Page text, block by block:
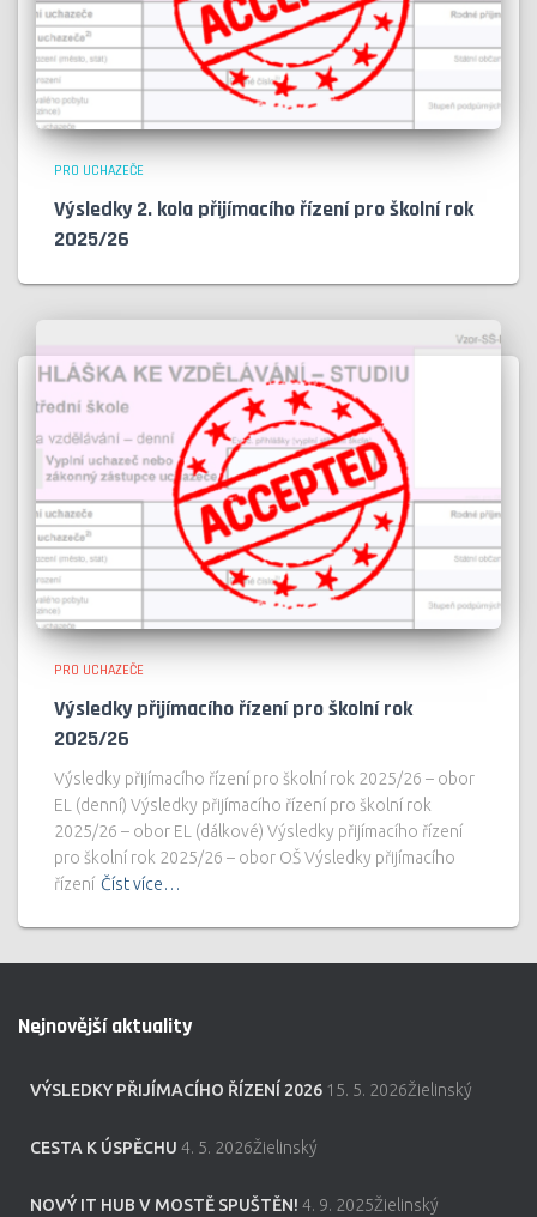
PRO UCHAZEČE
Výsledky 2. kola přijímacího řízení pro školní rok
2025/26
PRO UCHAZEČE
Výsledky přijímacího řízení pro školní rok
2025/26
Výsledky přijímacího řízení pro školní rok 2025/26 – obor
EL (denní) Výsledky přijímacího řízení pro školní rok
2025/26 – obor EL (dálkové) Výsledky přijímacího řízení
pro školní rok 2025/26 – obor OŠ Výsledky přijímacího
řízení Číst více…
Nejnovější aktuality
VÝSLEDKY PŘIJÍMACÍHO ŘÍZENÍ 2026 15. 5. 2026Žielinský
CESTA K ÚSPĚCHU 4. 5. 2026Žielinský
NOVÝ IT HUB V MOSTĚ SPUŠTĚN! 4. 9. 2025Žielinský